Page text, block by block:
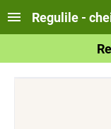
Regulile -